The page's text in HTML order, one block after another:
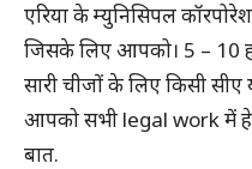
एरिया के म्युनिसिपल
जिसके लिए आपको। 5 – 10
सारी चीजों के लिए किसी सीए
आपको सभी legal work में
बात.